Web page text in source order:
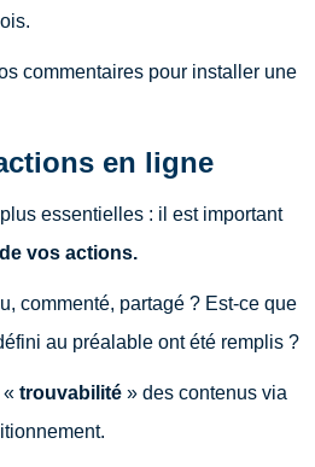
commentaires pour installer une
en ligne
essentielles : il est important
vos actions.
commenté, partagé ? Est-ce que
au préalable ont été remplis ?
« trouvabilité » des contenus via